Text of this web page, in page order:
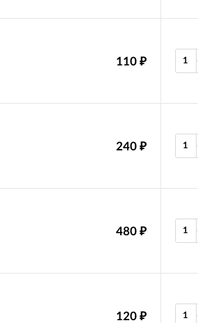
110 ₽
240 ₽
480 ₽
120 ₽